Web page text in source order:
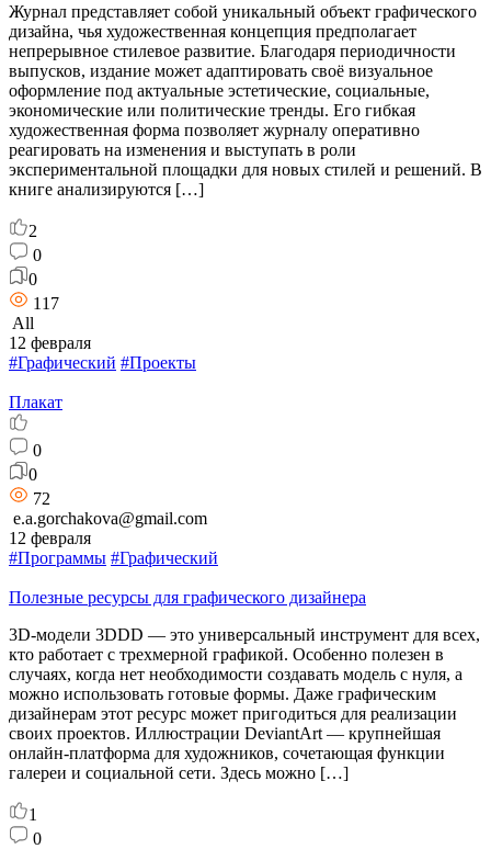
Журнал представляет собой уникальный объект графического
дизайна, чья художественная концепция предполагает
непрерывное стилевое развитие. Благодаря периодичности
выпусков, издание может адаптировать своё визуальное
оформление под актуальные эстетические, социальные,
экономические или политические тренды. Его гибкая
художественная форма позволяет журналу оперативно
реагировать на изменения и выступать в роли
экспериментальной площадки для новых стилей и решений. В
книге анализируются […]
2
0
0
117
All
12 февраля
#Графический #Проекты
Плакат
0
0
72
e.a.gorchakova@gmail.com
12 февраля
#Программы #Графический
Полезные ресурсы для графического дизайнера
3D-модели 3DDD — это универсальный инструмент для всех,
кто работает с трехмерной графикой. Особенно полезен в
случаях, когда нет необходимости создавать модель с нуля, а
можно использовать готовые формы. Даже графическим
дизайнерам этот ресурс может пригодиться для реализации
своих проектов. Иллюстрации DeviantArt — крупнейшая
онлайн-платформа для художников, сочетающая функции
галереи и социальной сети. Здесь можно […]
1
0